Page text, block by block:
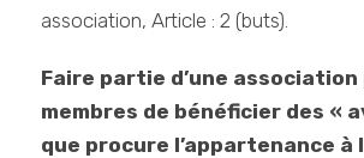
association, Article : 2 (buts).
Faire partie d’une
membres de bénéficier des «
que procure l’appartenance à